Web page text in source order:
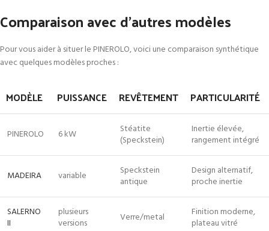
Comparaison avec d’autres modèles
Pour vous aider à situer le PINEROLO, voici une comparaison synthétique
avec quelques modèles proches :
MODÈLE PUISSANCE REVÊTEMENT PARTICULARITÉ
PINEROLO 6 kW
Stéatite
(Speckstein)
Inertie élevée,
rangement intégré
MADEIRA variable
Speckstein
antique
Design alternatif,
proche inertie
SALERNO
II
plusieurs
versions
Verre/metal
Finition moderne,
plateau vitré